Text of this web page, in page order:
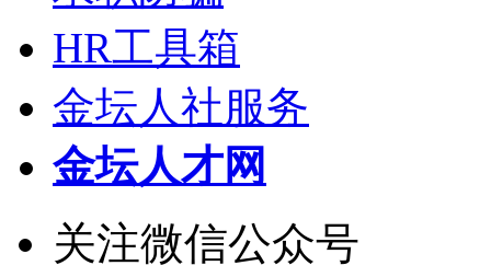
HR工具箱
金坛人社服务
金坛人才网
关注微信公众号